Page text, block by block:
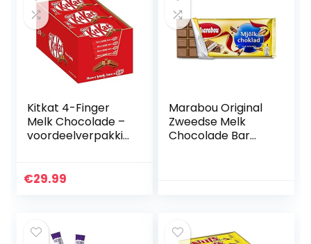
Kitkat 4-Finger
Melk Chocolade –
voordeelverpakkin
€29.99
Marabou Original
Zweedse Melk
Chocolade Bar